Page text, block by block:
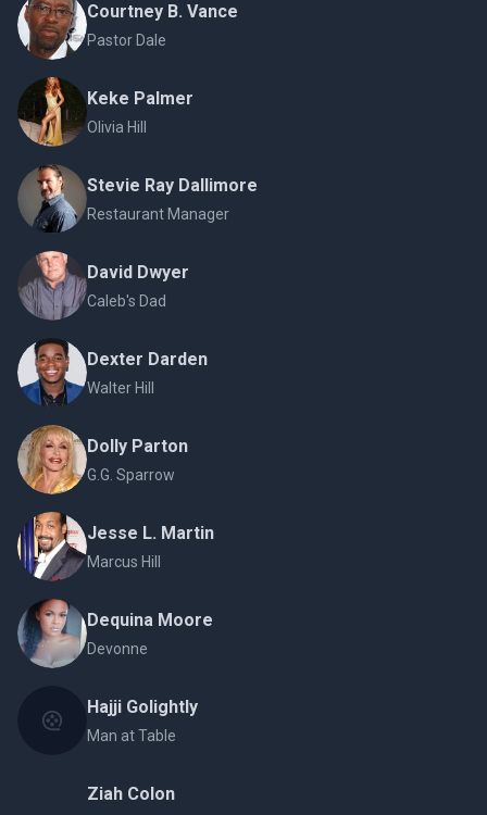
Courtney B. Vance
Pastor Dale
Keke Palmer
Olivia Hill
Stevie Ray Dallimore
Restaurant Manager
David Dwyer
Caleb's Dad
Dexter Darden
Walter Hill
Dolly Parton
G.G. Sparrow
Jesse L. Martin
Marcus Hill
Dequina Moore
Devonne
Hajji Golightly
Man at Table
Ziah Colon